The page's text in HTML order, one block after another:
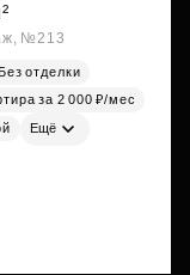
№213
Без отделки
за 2 000 ₽/мес
Ещё